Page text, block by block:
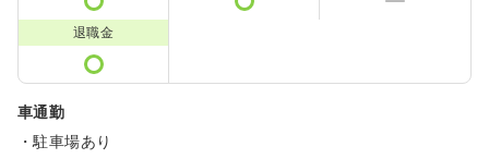
退職金
車通勤
・駐車場あり